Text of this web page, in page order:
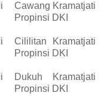
Cawang Kramatjati
Propinsi DKI
Cililitan
Kramatjati
Propinsi DKI
Dukuh
Kramatjati
Propinsi DKI